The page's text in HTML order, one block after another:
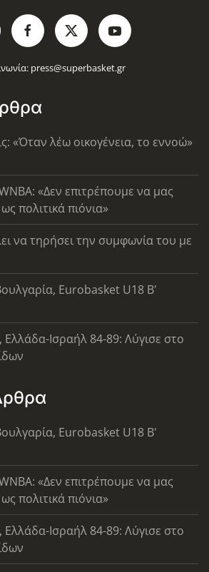
press@superbasket.gr
«Όταν λέω οικογένεια, το εννοώ»
«Δεν επιτρέπουμε να μας
πολιτικά πιόνια»
να τηρήσει την συμφωνία του με
Eurobasket U18 Β'
Ισραήλ 84-89: Λύγισε στο
Eurobasket U18 Β'
«Δεν επιτρέπουμε να μας
πολιτικά πιόνια»
Ισραήλ 84-89: Λύγισε στο